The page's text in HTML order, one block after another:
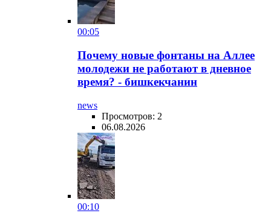
00:05
Почему новые фонтаны на Аллее
молодежи не работают в дневное
время? - бишкекчанин
news
Просмотров: 2
06.08.2026
00:10